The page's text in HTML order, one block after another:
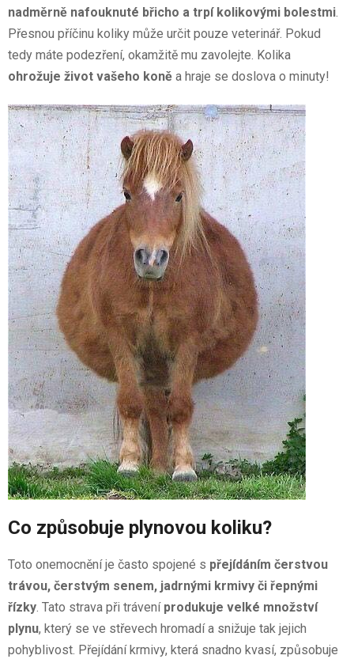
nadměrně nafouknuté břicho a trpí kolikovými bolestmi.
Přesnou příčinu koliky může určit pouze veterinář. Pokud
tedy máte podezření, okamžitě mu zavolejte. Kolika
ohrožuje život vašeho koně a hraje se doslova o minuty!
Co způsobuje plynovou koliku?
Toto onemocnění je často spojené s přejídáním čerstvou
trávou, čerstvým senem, jadrnými krmivy či řepnými
řízky. Tato strava při trávení produkuje velké množství
plynu, který se ve střevech hromadí a snižuje tak jejich
pohyblivost. Přejídání krmivy, která snadno kvasí, způsobuje